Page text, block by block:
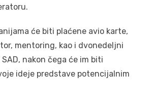
će biti plaćene avio karte,
mentoring, kao i dvonedeljni
nakon čega će im biti
ideje predstave potencijalnim